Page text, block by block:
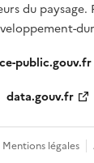
du paysage.
public.gouv.fr
data.gouv.fr
Mentions légales